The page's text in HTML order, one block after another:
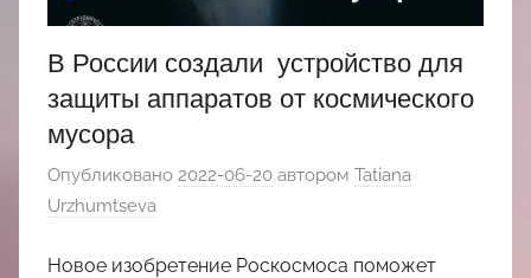
В России создали устройство для
защиты аппаратов от космического
мусора
Опубликовано 2022-06-20 автором Tatiana
Urzhumtseva
Новое изобретение Роскосмоса поможет